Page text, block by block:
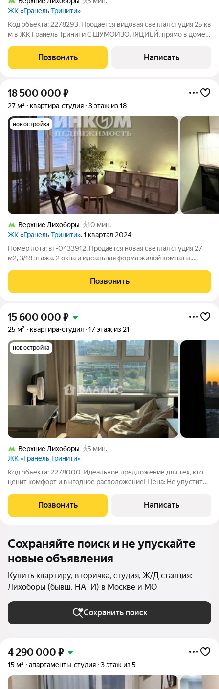
ЖК «Гранель Тринити»
Код объекта: 2278293. Продаётся видовая светлая студия 25 кв
м в ЖК Гранель Тринити С ШУМОИЗОЛЯЦИЕЙ, прямо в доме
квартире, соседей не слышно - кондиционер - 5 минут пешком
до метро - магазины:
Позвонить Написать
18 500 000 ₽
27 м² квартира-студия 3 этаж из 18
новостройка
Верхние Лихоборы
10 мин.
ЖК «Гранель Тринити», 1 квартал 2024
Номер лота: вт-0433912. Продается новая светлая студия 27
м2, 3/18 этажа. 2 окна и идеальная форма жилой комнаты,
просторная, оборудована шкафами для хранения и отделена
дверью от жилой комнаты.
Позвонить
15 600 000 ₽
25 м² квартира-студия 17 этаж из 21
новостройка
Верхние Лихоборы
5 мин.
ЖК «Гранель Тринити»
Код объекта: 2278000. Идеальное предложение для тех, кто
ценит комфорт и выгодное расположение! Цена: Не упустите
предложение одно из самых привлекательных на рынке
недвижимости Москвы. Расположение:
Позвонить Написать
Сохраняйте поиск и не упускайте
новые объявления
Купить квартиру, вторичка, студия, Ж/Д станция:
Лихоборы (бывш. НАТИ) в Москве и МО
Сохранить поиск
4 290 000 ₽
15 м² апартаменты-студия 3 этаж из 5